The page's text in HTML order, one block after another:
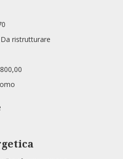
Da ristrutturare
800,00